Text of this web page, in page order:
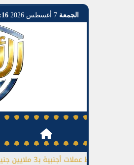
الجمعة
ضبط عملات أجنبية بـ3 ملايين جنيه في السوق السوداء